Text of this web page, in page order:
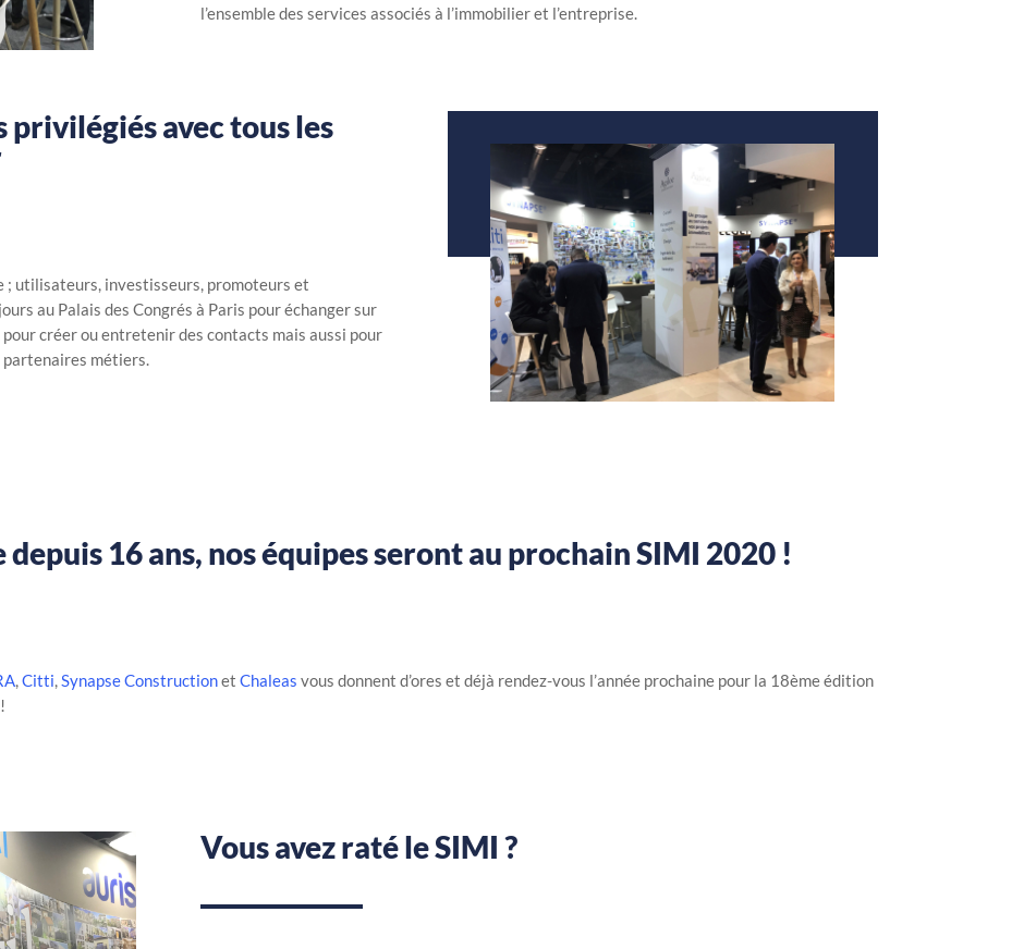
l’ensemble des services associés à l’immobilier et l’entreprise.
privilégiés avec tous les
; utilisateurs, investisseurs, promoteurs et
au Palais des Congrés à Paris pour échanger sur
créer ou entretenir des contacts mais aussi pour
partenaires métiers.
depuis 16 ans, nos équipes seront au prochain SIMI 2020 !
,Citti,Synapse ConstructionetChaleas vous donnent d’ores et déjà rendez-vous l’année prochaine pour la 18ème édition
Vous avez raté le SIMI ?